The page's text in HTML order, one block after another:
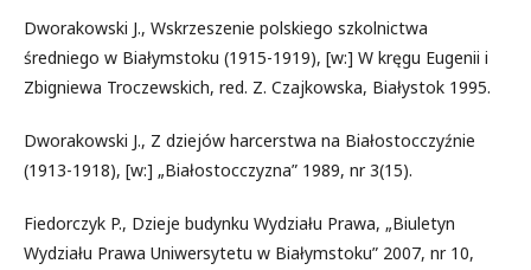
Dworakowski J., Wskrzeszenie polskiego szkolnictwa
średniego w Białymstoku (1915-1919), [w:] W kręgu Eugenii i
Zbigniewa Troczewskich, red. Z. Czajkowska, Białystok 1995.
Dworakowski J., Z dziejów harcerstwa na Białostocczyźnie
(1913-1918), [w:] „Białostocczyzna” 1989, nr 3(15).
Fiedorczyk P., Dzieje budynku Wydziału Prawa, „Biuletyn
Wydziału Prawa Uniwersytetu w Białymstoku” 2007, nr 10,